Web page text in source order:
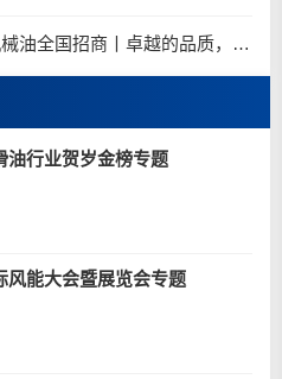
10、玉柴马石油-龙护工程机械油全国招商丨卓越的品质，专业的品牌！
油行业贺岁金榜专题
风能大会暨展览会专题